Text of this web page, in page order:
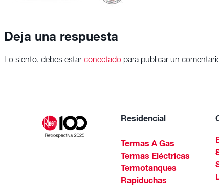
Deja una respuesta
Lo siento, debes estar conectado para publicar un
Residencial
Termas A Gas
Termas Eléctricas
Termotanques
Rapiduchas